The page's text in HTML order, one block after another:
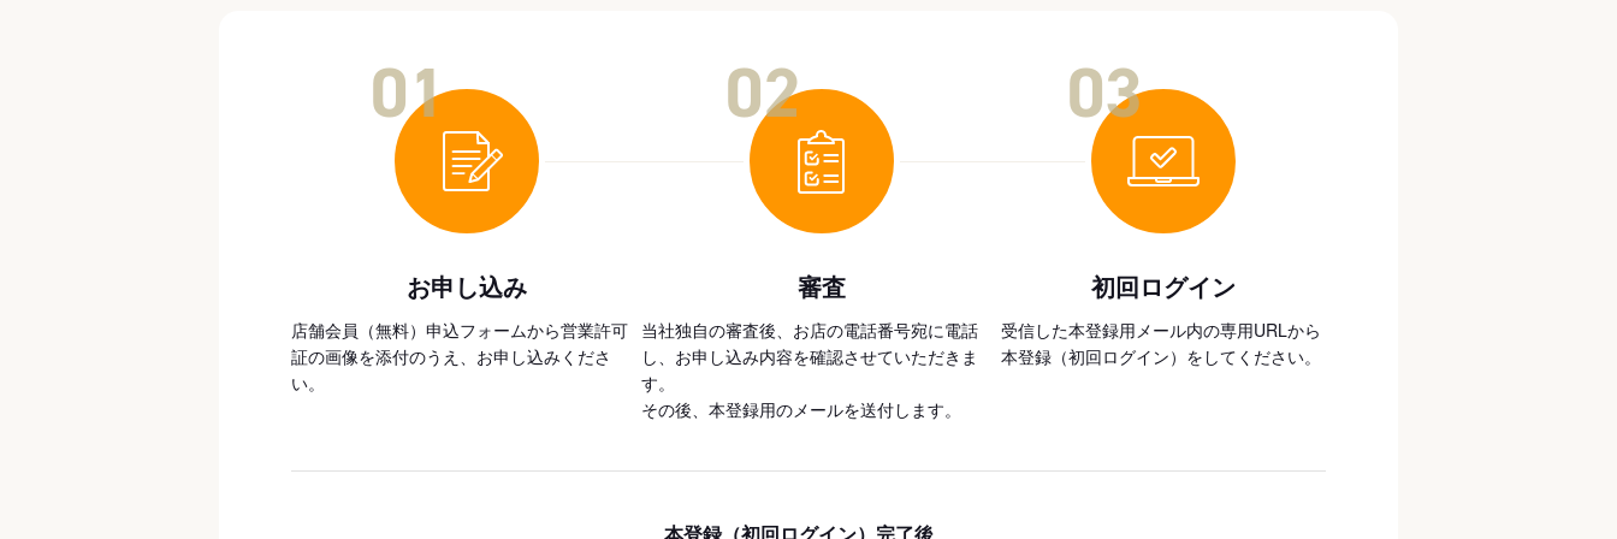
お申し込み
店舗会員（無料）申込フォームから営業許可
証の画像を添付のうえ、お申し込みくださ
い。
審査
当社独自の審査後、お店の電話番号宛に電話
し、お申し込み内容を確認させていただきま
す。
その後、本登録用のメールを送付します。
初回ログイン
受信した本登録用メール内の専用URLから
本登録（初回ログイン）をしてください。